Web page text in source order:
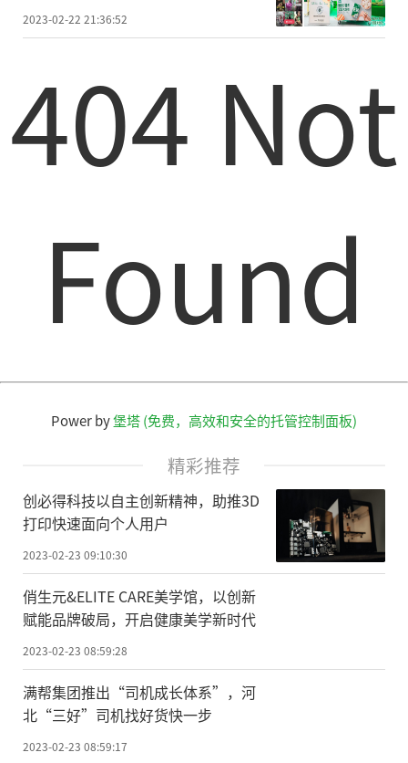
2023-02-22 21:36:52
404 Not
Found
Power by堡塔 (免费，高效和安全的托管控制面板)
精彩推荐
创必得科技以自主创新精神，助推3D
打印快速面向个人用户
2023-02-23 09:10:30
俏生元&ELITE CARE美学馆，以创新
赋能品牌破局，开启健康美学新时代
2023-02-23 08:59:28
满帮集团推出“司机成长体系”，河
北“三好”司机找好货快一步
2023-02-23 08:59:17